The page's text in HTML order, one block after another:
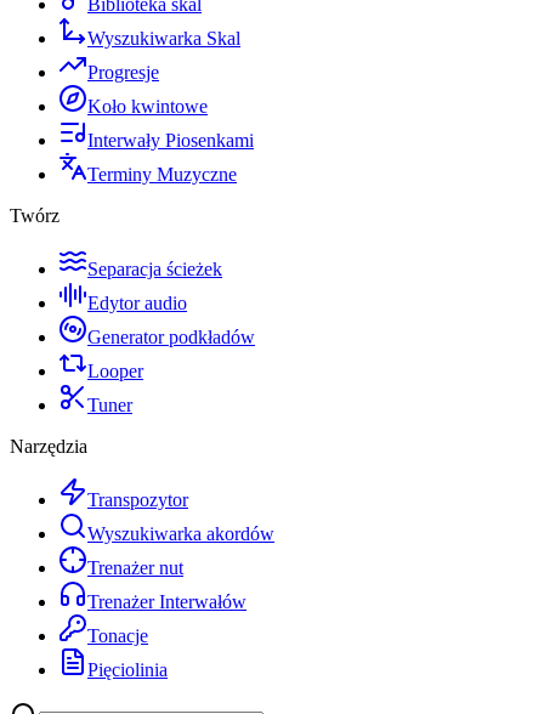
Biblioteka skal
Wyszukiwarka Skal
Progresje
Koło kwintowe
Interwały Piosenkami
Terminy Muzyczne
Twórz
Separacja ścieżek
Edytor audio
Generator podkładów
Looper
Tuner
Narzędzia
Transpozytor
Wyszukiwarka akordów
Trenażer nut
Trenażer Interwałów
Tonacje
Pięciolinia